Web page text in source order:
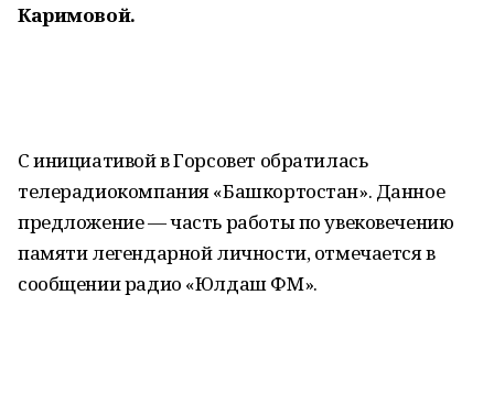
Каримовой.
С инициативой в Горсовет обратилась
телерадиокомпания «Башкортостан». Данное
предложение — часть работы по увековечению
памяти легендарной личности, отмечается в
сообщении радио «Юлдаш ФМ».